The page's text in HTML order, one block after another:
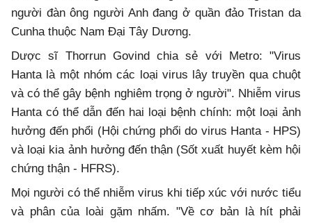
người đàn ông người Anh đang ở quần đảo Tristan da
Cunha thuộc Nam Đại Tây Dương.
Dược sĩ Thorrun Govind chia sẻ với Metro: "Virus
Hanta là một nhóm các loại virus lây truyền qua chuột
và có thể gây bệnh nghiêm trọng ở người". Nhiễm virus
Hanta có thể dẫn đến hai loại bệnh chính: một loại ảnh
hưởng đến phổi (Hội chứng phổi do virus Hanta - HPS)
và loại kia ảnh hưởng đến thận (Sốt xuất huyết kèm hội
chứng thận - HFRS).
Mọi người có thể nhiễm virus khi tiếp xúc với nước tiểu
và phân của loài gặm nhấm. "Về cơ bản là hít phải